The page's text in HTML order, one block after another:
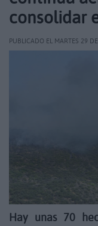
consolidar
PUBLICADO EL MARTES 29
Hay unas 70